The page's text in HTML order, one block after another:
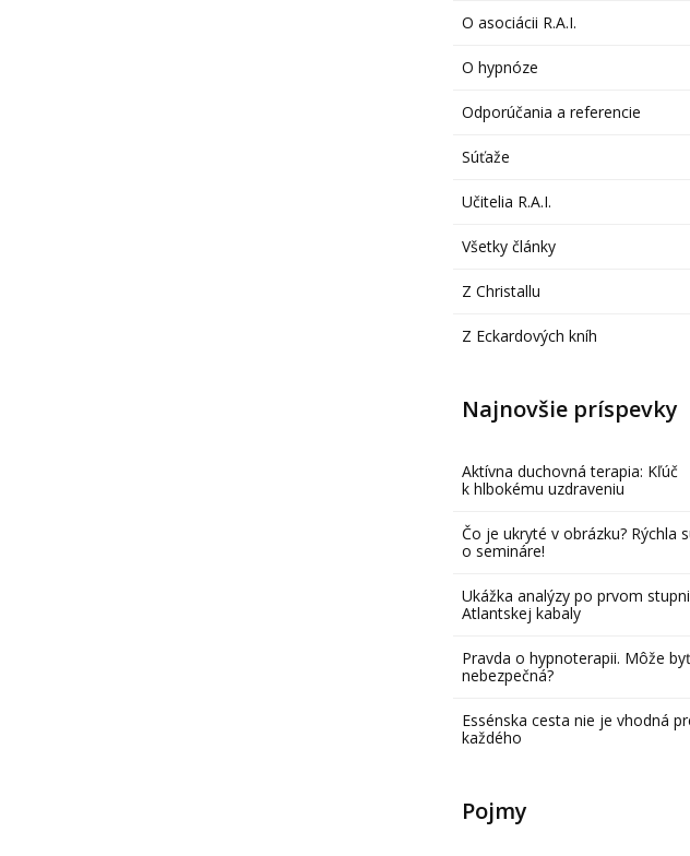
O asociácii R.A.I.
O hypnóze
Odporúčania a referencie
Súťaže
Učitelia R.A.I.
Všetky články
Z Christallu
Z Eckardových kníh
Najnovšie príspevky
Aktívna duchovná terapia: Kľúč
k hlbokému uzdraveniu
Čo je ukryté v obrázku? Rýchla
o semináre!
Ukážka analýzy po prvom stupni
Atlantskej kabaly
Pravda o hypnoterapii. Môže byť
nebezpečná?
Essénska cesta nie je vhodná
každého
Pojmy